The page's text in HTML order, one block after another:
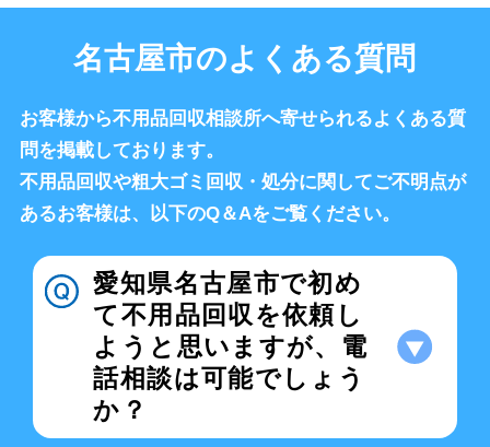
名古屋市のよくある質問
お客様から不用品回収相談所へ寄せられるよくある質
問を掲載しております。
不用品回収や粗大ゴミ回収・処分に関してご不明点が
あるお客様は、以下のQ＆Aをご覧ください。
愛知県名古屋市で初め
て不用品回収を依頼し
ようと思いますが、電
話相談は可能でしょう
か？